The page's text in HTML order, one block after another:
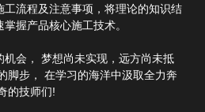
流程及注意事项，将理论的知识结
握产品核心施工技术。
会， 梦想尚未实现，远方尚未抵
脚步， 在学习的海洋中汲取全力奔
的技师们!